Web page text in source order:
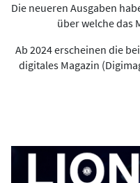
Die neueren Ausgaben
über welche das
Ab 2024 erscheinen die
digitales Magazin